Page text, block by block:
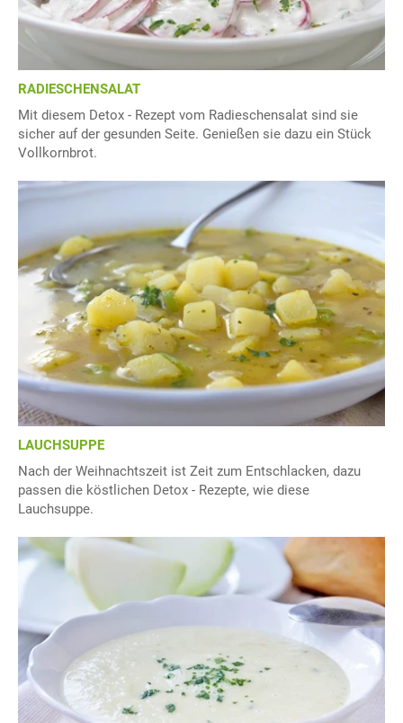
RADIESCHENSALAT
Mit diesem Detox - Rezept vom Radieschensalat sind sie
sicher auf der gesunden Seite. Genießen sie dazu ein Stück
Vollkornbrot.
LAUCHSUPPE
Nach der Weihnachtszeit ist Zeit zum Entschlacken, dazu
passen die köstlichen Detox - Rezepte, wie diese
Lauchsuppe.